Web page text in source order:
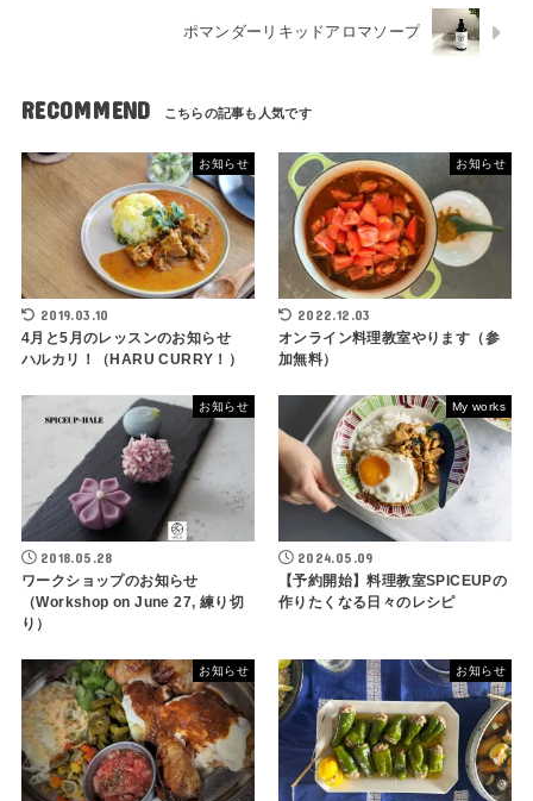
ポマンダーリキッドアロマソープ
RECOMMEND
お知らせ
2019.03.10
4月と5月のレッスンのお知らせ
ハルカリ！（HARU CURRY！）
お知らせ
2022.12.03
オンライン料理教室やります（参
加無料）
お知らせ
2018.05.28
ワークショップのお知らせ
（Workshop on June 27, 練り切
り）
My works
2024.05.09
【予約開始】料理教室SPICEUPの
作りたくなる日々のレシピ
お知らせ お知らせ